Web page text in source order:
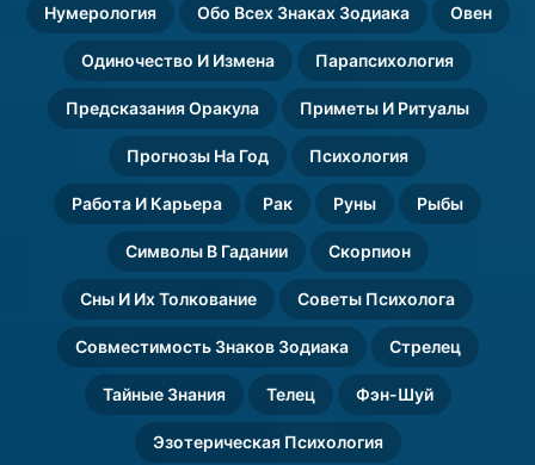
Нумерология Обо Всех Знаках Зодиака Овен
Одиночество И Измена Парапсихология
Предсказания Оракула Приметы И Ритуалы
Прогнозы На Год Психология
Работа И Карьера Рак Руны Рыбы
Символы В Гадании Скорпион
Сны И Их Толкование Советы Психолога
Совместимость Знаков Зодиака Стрелец
Тайные Знания Телец Фэн-Шуй
Эзотерическая Психология